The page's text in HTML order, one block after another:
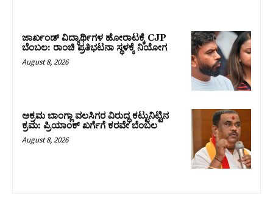
ಜಾರ್ಖಂಡ್‌ ವಿದ್ಯಾರ್ಥಿಗಳ ಹೋರಾಟಕ್ಕೆ CJP
ಬೆಂಬಲ: ರಾಂಚಿ ಪ್ರತಿಭಟನಾ ಸ್ಥಳಕ್ಕೆ ನಿಯೋಗ
August 8, 2026
ಅಕ್ರಮ ಬಾಂಗ್ಲಾ ವಲಸಿಗರ ವಿರುದ್ಧ ಕಟ್ಟುನಿಟ್ಟಿನ
ಕ್ರಮ: ಪ್ರಿಯಾಂಕ್ ಖರ್ಗೆಗೆ ಕರವೇ ಬೆಂಬಲ
August 8, 2026